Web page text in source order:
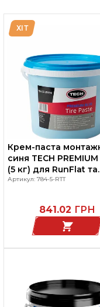
ХІТ
Крем-паста
синя TECH PREMIUM
(5 кг) для RunFlat та
низькопрофільних
Артикул: 784-5-RTT
841.02 ГРН